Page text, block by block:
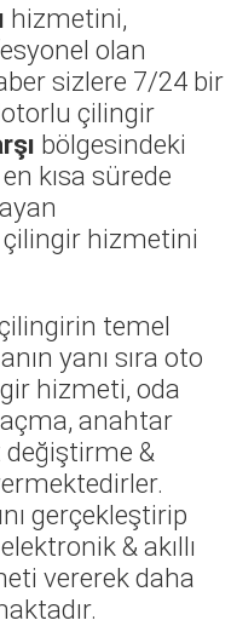
hizmetini,
olan
sizlere 7/24 bir
çilingir
bölgesindeki
kısa sürede
hizmetini
temel
yanı sıra oto
hizmeti, oda
açma, anahtar
&
gerçekleştirip
& akıllı
vererek daha